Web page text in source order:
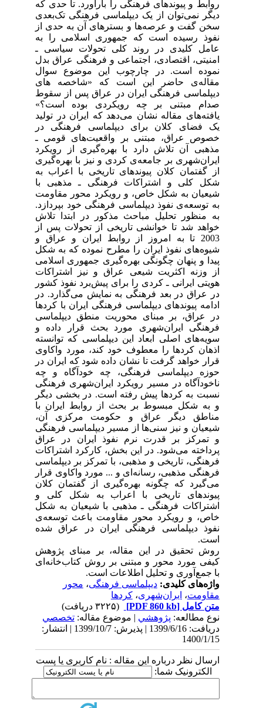
روابط و پیوندهای فرهنگی را بارآورد. تا حدی که
دیگر نمی‌توان از یک دیپلماسی فرهنگی تک‌بعدی
سخن گفت و عرصه‌ها و بسترهای آن به حدی از
نفوذ رسیده است که جمهوری اسلامی را به
عامل کلیدی در روند کلی تحولات سیاسی ـ
امنیتی، اقتصادی، اجتماعی و فرهنگی عراق بدل
نموده است. در چارچوب این موضوع سوال
مقاله‌ی حاضر این است که «
شاخصه های
دیپلماسی فرهنگی ایران در عراق پس از سقوط
صدام مبتنی بر چه رویکردی بوده است؟»
یافته‌های مقاله نشان می‌دهد که ایران در تولید
یک فضای کلان برای دیپلماسی فرهنگی در
خصوص عراق، مبتنی بر واقعیت‌های قومی ـ
مذهبی آن تلاش دارد با بهره‌گیری از رویکرد
ایران‌شهری بر جامعه‌ی کردی و نیز با بهره‌گیری
از گفتمان کلان پیوندهای تاریخی با اعراب به
شکل کلی و اشتراکات فرهنگی ـ مذهبی با
شیعیان به شکل خاص، و رویکرد محور مقاومت
به توسعه‌ی نفوذ دیپلماسی فرهنگی خود بپردازد.
به ‌منظور تحلیل مباحث مذکور در ابتدا تلاش
خواهد شد تا خوانشی تاریخی از تحولات پس از
2003 تا به امروز از روابط ایران و عراق و
شیوه‌های نفوذ ایران را مطرح نموده که به شکل
پیدا و پنهان چگونگی بهره‌گیری جمهوری اسلامی
از وزنه اکثریت شیعی عراق و نیز اشتراکات
هویتی ایرانی ـ کردی را برای پیش‌برد نفوذ کشور
در عراق در بعد فرهنگی به نمایش می‌گذارد. در
ادامه پیوندهای دیپلماسی فرهنگی ایران با کردها
در عراق، بر مبنای محوریت منطق دیپلماسی
فرهنگی ایران‌شهری مورد بحث قرار داده و
سویه‌های اصلی ابعاد این دیپلماسی که توانسته
اذهان کردها را معطوف خود کند، مورد واکاوی
قرار خواهد گرفت تا نشان داده شود که ایران در
حوزه دیپلماسی فرهنگی، چه خودآگاه و چه
ناخودآگاه در مسیر رویکرد ایران‌شهری فرهنگی
نسبت به کردها پیش رفته است. در بخشی دیگر
و به شکل مبسوط بر بحث از روابط ایران با
مناطق دیگر عراق و حکومت مرکزی آن،
شیعیان و نیز سنی‌ها از مسیر دیپلماسی فرهنگی
و تمرکز بر قدرت نرم نفوذ ایران در عراق
پرداخته می‌شود. در این بخش، کارکرد اشتراکات
فرهنگی، تاریخی و مذهبی، با تمرکز بر دیپلماسی
فرهنگی مذهبی، رسانه‌ای و ... مورد واکاوی قرار
می‌گیرد که چگونه بهره‌گیری از گفتمان کلان
پیوندهای تاریخی با اعراب به شکل کلی و
اشتراکات فرهنگی ـ مذهبی با شیعیان به شکل
خاص، و رویکرد محور مقاومت باعث توسعه‌ی
نفوذ دیپلماسی فرهنگی ایران در عراق شده
است.
روش تحقیق در این مقاله، بر مبنای پژوهش
کیفی مورد محور و مبتنی بر روش کتاب‌خانه‌ای
با جمع‌آوری و تحلیل اطلاعات است.
واژه‌های کلیدی:دیپلماسی فرهنگی،محور
مقاومت،ایران‌شهری،کردها
متن کامل[PDF 860 kb]
نوع مطالعه:پژوهشي| موضوع مقاله:تخصصي
دریافت: 1399/6/16 | پذیرش: 1399/10/7 | انتشار:
1400/1/15
ارسال نظر درباره این مقاله : نام کاربری یا پست
الکترونیک شما: